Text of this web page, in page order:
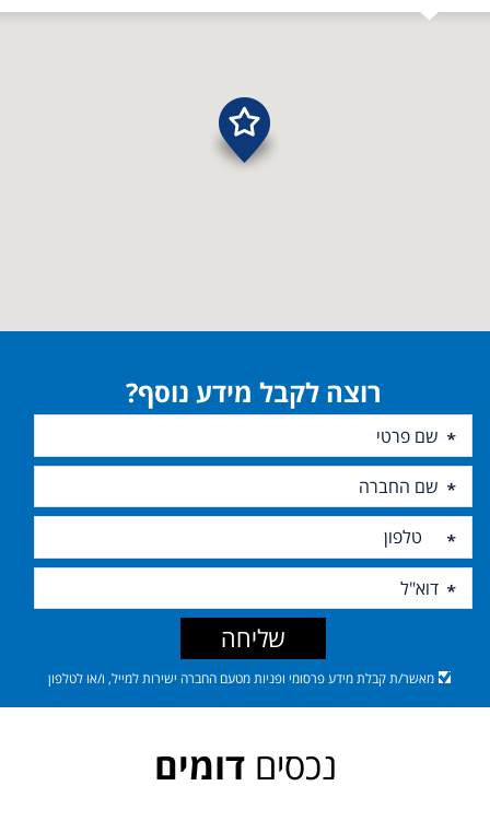
רוצה לקבל מידע נוסף?
מאשר/ת קבלת מידע פרסומי ופניות מטעם החברה ישירות למייל, ו/או לטלפון
שליחה
נכסיםדומים